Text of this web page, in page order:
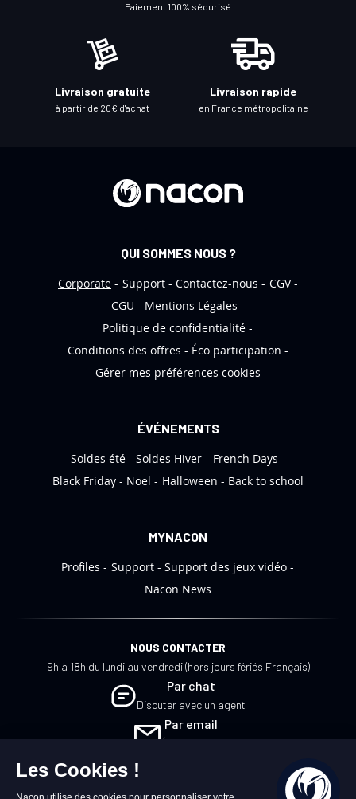
Paiement 100% sécurisé
Livraison gratuite
à partir de 20€ d'achat
Livraison rapide
en France métropolitaine
QUI SOMMES NOUS ?
Corporate
Support Contactez-nous
CGV
CGU
Mentions Légales
Politique de confidentialité
Conditions des offres
Éco participation
Gérer mes préférences cookies
ÉVÉNEMENTS
Soldes été
Soldes Hiver
French Days
Black Friday
Noel Halloween Back to school
MYNACON
Profiles
Support
Support des jeux vidéo
Nacon News
NOUS CONTACTER
9h à 18h du lundi au vendredi (hors jours fériés Français)
Par chat
Discuter avec un agent
Par email
Écrivez-nous